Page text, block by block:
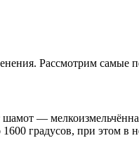
Рассмотрим самые
—
градусов, при этом в